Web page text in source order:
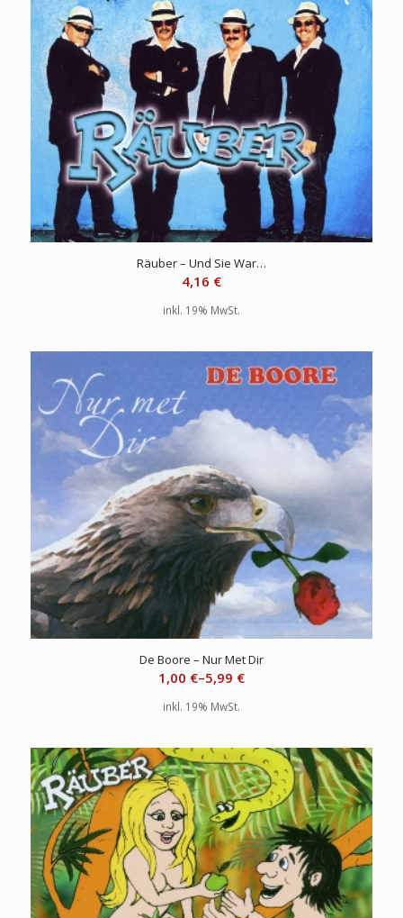
Räuber – Und Sie War…
4,16 €
inkl. 19% MwSt.
De Boore – Nur Met Dir
1,00 €–5,99 €
inkl. 19% MwSt.